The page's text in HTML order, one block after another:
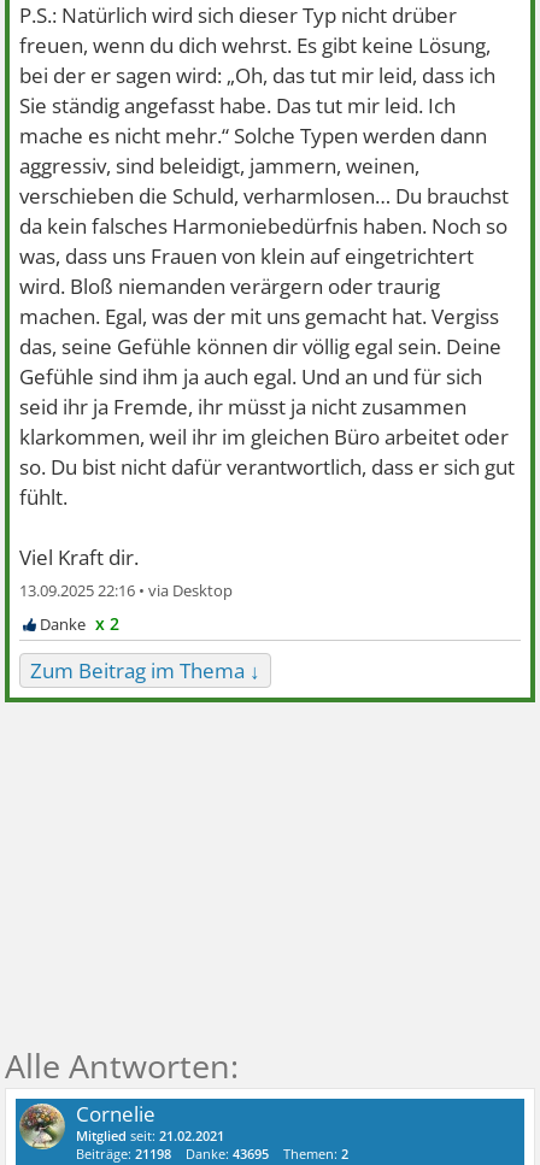
P.S.: Natürlich wird sich dieser Typ nicht drüber
freuen, wenn du dich wehrst. Es gibt keine Lösung,
bei der er sagen wird: „Oh, das tut mir leid, dass ich
Sie ständig angefasst habe. Das tut mir leid. Ich
mache es nicht mehr.“ Solche Typen werden dann
aggressiv, sind beleidigt, jammern, weinen,
verschieben die Schuld, verharmlosen… Du brauchst
da kein falsches Harmoniebedürfnis haben. Noch so
was, dass uns Frauen von klein auf eingetrichtert
wird. Bloß niemanden verärgern oder traurig
machen. Egal, was der mit uns gemacht hat. Vergiss
das, seine Gefühle können dir völlig egal sein. Deine
Gefühle sind ihm ja auch egal. Und an und für sich
seid ihr ja Fremde, ihr müsst ja nicht zusammen
klarkommen, weil ihr im gleichen Büro arbeitet oder
so. Du bist nicht dafür verantwortlich, dass er sich gut
fühlt.
Viel Kraft dir.
13.09.2025 22:16 •
x 2
Zum Beitrag im Thema ↓
Cornelie
Mitglied seit:21.02.2021
Beiträge:21198 Danke:43695 Themen:2